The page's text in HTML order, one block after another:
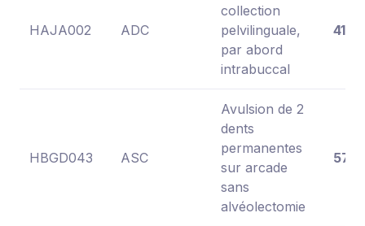
HAJA002 ADC
collection
pelvilinguale,
par abord
intrabuccal
HBGD043 ASC
Avulsion de 2
dents
permanentes
sur arcade
sans
alvéolectomie